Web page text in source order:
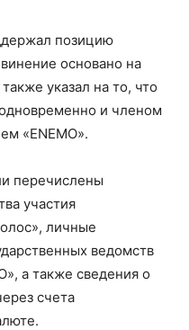
позицию
основано на
указал на то, что
и членом
«ENEMO».
перечислены
участия
личные
ведомств
а также сведения о
счета